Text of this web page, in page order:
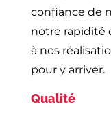
confiance de
notre rapidité
à nos
pour y arriver.
Qualité